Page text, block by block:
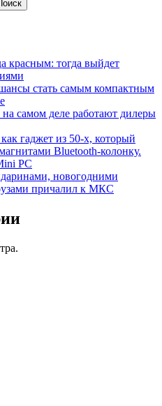
Поиск
красным: тогда выйдет
стать самым компактным
самом деле работают дилеры
гаджет из 50-х, который
Bluetooth-колонку.
PC
новогодними
причалил к МКС